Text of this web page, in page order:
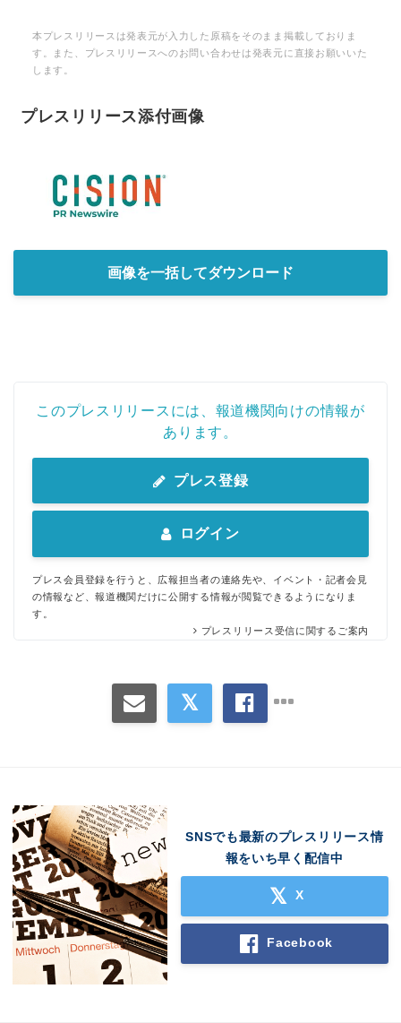
本プレスリリースは発表元が入力した原稿をそのまま掲載しておりま
す。また、プレスリリースへのお問い合わせは発表元に直接お願いいた
します。
プレスリリース添付画像
画像を一括してダウンロード
このプレスリリースには、報道機関向けの情報が
あります。
プレス登録
ログイン
プレス会員登録を行うと、広報担当者の連絡先や、イベント・記者会見
の情報など、報道機関だけに公開する情報が閲覧できるようになりま
す。
プレスリリース受信に関するご案内
SNSでも最新のプレスリリース情
報をいち早く配信中
X
Facebook
Japanese